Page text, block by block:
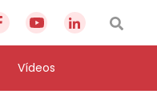
Vídeos